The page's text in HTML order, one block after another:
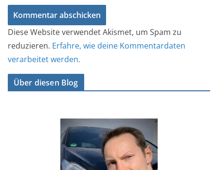
Diese Website verwendet Akismet, um Spam zu
reduzieren. Erfahre, wie deine Kommentardaten
verarbeitet werden.
Über diesen Blog